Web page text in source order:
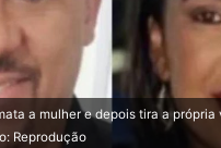
a mulher e depois tira a própria
Reprodução